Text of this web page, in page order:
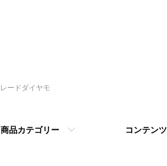
ードダイヤモ
商品カテゴリー コンテンツ